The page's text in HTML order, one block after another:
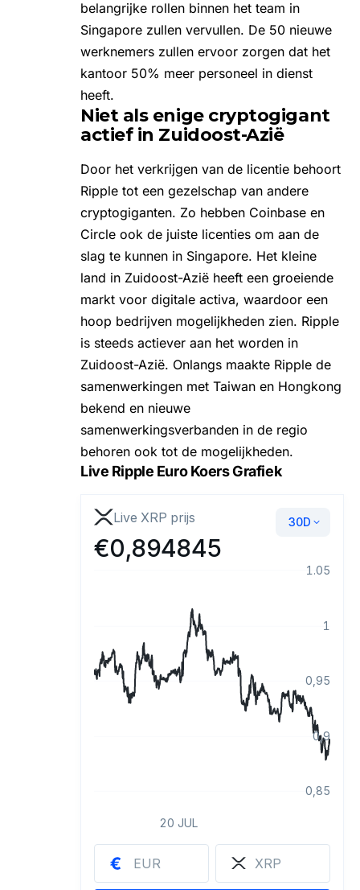
belangrijke rollen binnen het team in
Singapore zullen vervullen. De 50 nieuwe
werknemers zullen ervoor zorgen dat het
kantoor 50% meer personeel in dienst
heeft.
Niet als enige cryptogigant
actief in Zuidoost-Azië
Door het verkrijgen van de licentie behoort
Ripple tot een gezelschap van andere
cryptogiganten. Zo hebben Coinbase en
Circle ook de juiste licenties om aan de
slag te kunnen in Singapore. Het kleine
land in Zuidoost-Azië heeft een groeiende
markt voor digitale activa, waardoor een
hoop bedrijven mogelijkheden zien. Ripple
is steeds actiever aan het worden in
Zuidoost-Azië. Onlangs maakte Ripple de
samenwerkingen met Taiwan en Hongkong
bekend en nieuwe
samenwerkingsverbanden in de regio
behoren ook tot de mogelijkheden.
Live Ripple Euro Koers Grafiek